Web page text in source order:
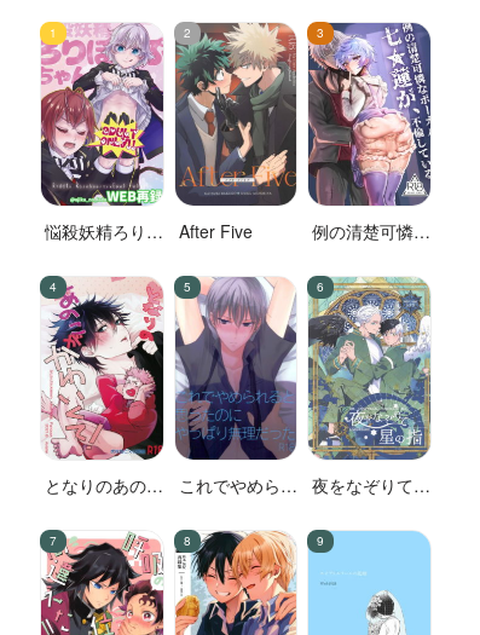
悩殺妖精ろりぽ
After Five
例の清楚可憐な
蓮が、不倫して
いる。
となりのあのこ
これでやめられ
やっぱり無理だ
った
夜をなぞりて星